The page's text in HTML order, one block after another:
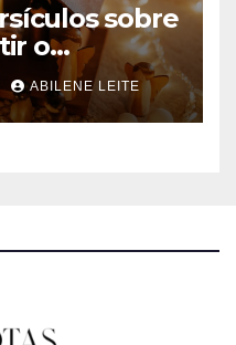
sobre
o
ABILENE LEITE